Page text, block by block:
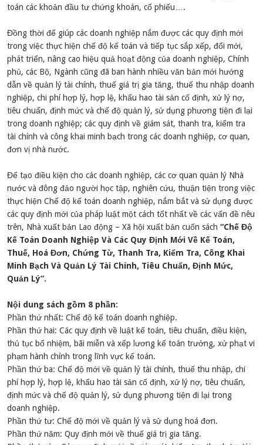
toán các khoản đầu tư chứng khoán, cổ phiếu….
Đồng thời để giúp các doanh nghiệp nắm được các quy định mới
trong việc thực hiện chế độ kế toán và tiếp tục sắp xếp, đổi mới,
phát triển, nâng cao hiệu quả hoạt động của doanh nghiệp, Chính
phủ, các Bộ, Ngành cũng đã ban hành nhiều văn bản mới hướng
dẫn về quản lý tài chính, thuế giá trị gia tăng, thuế thu nhập doanh
nghiệp, chi phí hợp lý, hợp lệ, khấu hao tài sản cố định, xử lý nợ,
tiêu chuẩn, định mức và chế độ quản lý, sử dụng phương tiện đi lại
trong doanh nghiệp; các quy định về giám sát, thanh tra, kiểm tra
tài chính và công khai minh bạch trong các doanh nghiệp, cơ quan,
đơn vị nhà nước.
Để tạo điều kiện cho các doanh nghiệp, các cơ quan quản lý Nhà
nước và đông đảo người học tập, nghiên cứu, thuận tiện trong việc
thực hiện Chế độ kế toán doanh nghiệp, nắm bắt và sử dụng được
các quy định mới của pháp luật một cách tốt nhất về các vấn đề nêu
trên, Nhà xuất bản Lao động – Xã hội xuất bản cuốn sách“Chế Độ
Kế Toán Doanh Nghiệp Và Các Quy Định Mới Về Kế Toán,
Thuế, Hoá Đơn, Chứng Từ, Thanh Tra, Kiểm Tra, Công Khai
Minh Bạch Và Quản Lý Tài Chính, Tiêu Chuẩn, Định Mức,
Quản Lý”.
Nội dung sách gồm 8 phần:
Phần thứ nhất: Chế độ kế toán doanh nghiệp.
Phần thứ hai: Các quy định về luật kế toán, tiêu chuẩn, điều kiện,
thủ tục bổ nhiệm, bãi miễn và xếp lương kế toán trưởng, xử phạt vi
phạm hành chính trong lĩnh vực kế toán.
Phần thứ ba: Chế độ mới về quản lý tài chính, thuế thu nhập, chi
phí hợp lý, hợp lệ, khấu hao tài sản cố định, xử lý nợ, tiêu chuẩn,
định mức và chế độ quản lý, sử dụng phương tiện đi lại trong
doanh nghiệp.
Phần thứ tư: Chế độ mới về quản lý và sử dụng hoá đơn.
Phần thứ năm: Quy định mới về thuế giá trị gia tăng.